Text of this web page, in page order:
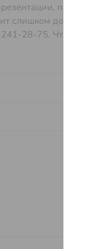
прайс-
слишком долго,
28-75. Чтобы